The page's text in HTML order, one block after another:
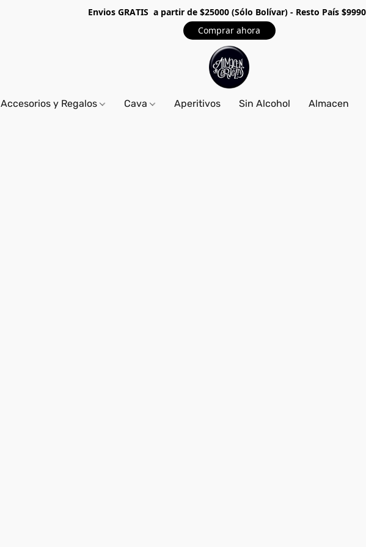
Envios GRATIS a partir de $25000 (Sólo Bolívar) - Resto País
Comprar ahora
Accesorios y Regalos Cava Aperitivos Sin Alcohol Almacen